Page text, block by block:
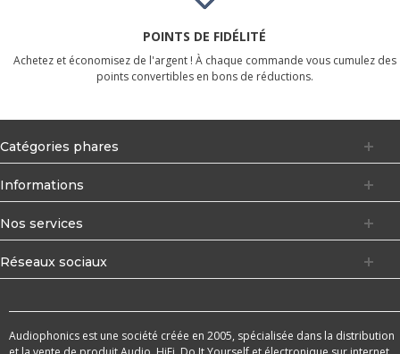
POINTS DE FIDÉLITÉ
Achetez et économisez de l'argent ! À chaque commande vous cumulez des
points convertibles en bons de réductions.
Catégories phares
Informations
Nos services
Réseaux sociaux
Audiophonics est une société créée en 2005, spécialisée dans la distribution